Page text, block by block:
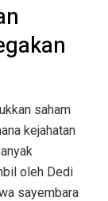
saham
kejahatan
oleh Dedi
sayembara